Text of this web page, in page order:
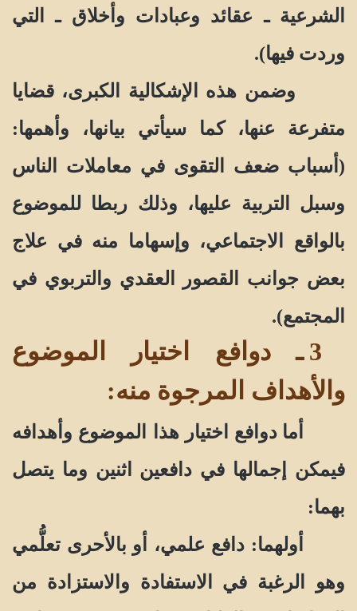
الشرعية ـ عقائد وعبادات وأخلاق ـ التي
وردت فيها).
وضمن هذه الإشكالية الكبرى، قضايا
متفرعة عنها، كما سيأتي بيانها، وأهمها:
(أسباب ضعف التقوى في معاملات الناس
وسبل التربية عليها، وذلك ربطا للموضوع
بالواقع الاجتماعي، وإسهاما منه في علاج
بعض جوانب القصور العقدي والتربوي في
المجتمع).
3 ـ دوافع اختيار الموضوع
والأهداف المرجوة منه:
أما دوافع اختيار هذا الموضوع وأهدافه
فيمكن إجمالها في دافعين اثنين وما يتصل
بهما:
أولهما: دافع علمي، أو بالأحرى تعلُّمي
وهو الرغبة في الاستفادة والاستزادة من